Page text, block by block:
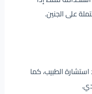
على الجنين.
استشارة الطبيب، كما